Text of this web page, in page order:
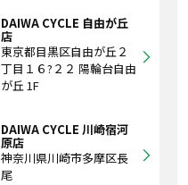
DAIWA CYCLE 自由が丘
店
東京都目黒区自由が丘２
丁目１６?２２ 陽輪台自由
が丘 1F
DAIWA CYCLE 川崎宿河
原店
神奈川県川崎市多摩区長
尾